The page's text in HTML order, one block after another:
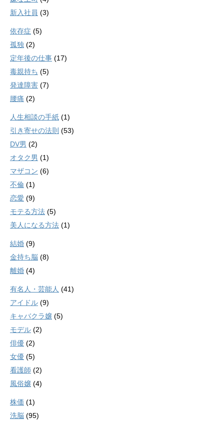
新入社員 (3)
依存症 (5)
孤独 (2)
定年後の仕事 (17)
毒親持ち (5)
発達障害 (7)
腰痛 (2)
人生相談の手紙 (1)
引き寄せの法則 (53)
DV男 (2)
オタク男 (1)
マザコン (6)
不倫 (1)
恋愛 (9)
モテる方法 (5)
美人になる方法 (1)
結婚 (9)
金持ち脳 (8)
離婚 (4)
有名人・芸能人 (41)
アイドル (9)
キャバクラ嬢 (5)
モデル (2)
俳優 (2)
女優 (5)
看護師 (2)
風俗嬢 (4)
株価 (1)
洗脳 (95)